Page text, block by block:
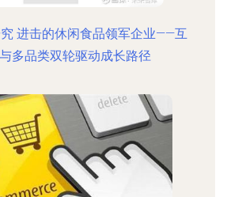
进击的休闲食品领军企业——互
多品类双轮驱动成长路径